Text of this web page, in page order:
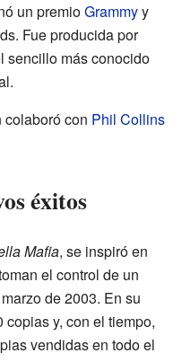
un premioGrammyy
Fue producida por
sencillo más conocido
colaboró con Phil Collins
éxitos
Mafia, se inspiró en
el control de un
de 2003. En su
y, con el tiempo,
vendidas en todo el